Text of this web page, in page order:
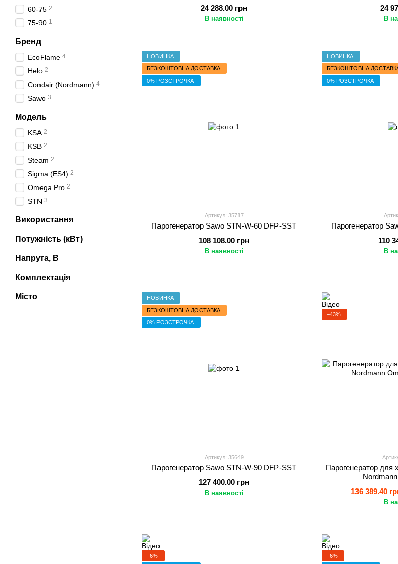
24 288.00 грн
В наявності
24
В
НОВИНКА
БЕЗКОШТОВНА ДОСТАВКА
0% РОЗСТРОЧКА
Артикул: 35717
Парогенератор Sawo STN-W-60 DFP-SST
108 108.00 грн
В наявності
НОВИНКА
БЕЗКОШТОВНА
0% РОЗСТРОЧКА
Парогенератор
110
В
НОВИНКА
БЕЗКОШТОВНА ДОСТАВКА
0% РОЗСТРОЧКА
Артикул: 35649
Парогенератор Sawo STN-W-90 DFP-SST
127 400.00 грн
В наявності
−43%
Парогенератор для
136 389.40
В
−6%
−6%
60-75 2
75-90 1
Бренд
EcoFlame 4
Helo 2
Condair (Nordmann) 4
Sawo 3
Модель
KSA 2
KSB 2
Steam 2
Sigma (ES4) 2
Omega Pro 2
STN 3
Використання
Потужність (кВт)
Напруга, В
Комплектація
Місто